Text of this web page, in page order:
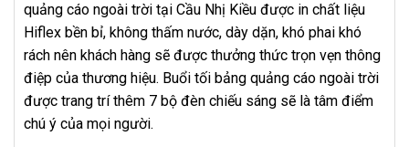
quảng cáo ngoài trời tại Cầu Nhị Kiều được in chất liệu
Hiflex bền bỉ, không thấm nước, dày dặn, khó phai khó
rách nên khách hàng sẽ được thưởng thức trọn vẹn thông
điệp của thương hiệu. Buổi tối bảng quảng cáo ngoài trời
được trang trí thêm 7 bộ đèn chiếu sáng sẽ là tâm điểm
chú ý của mọi người.